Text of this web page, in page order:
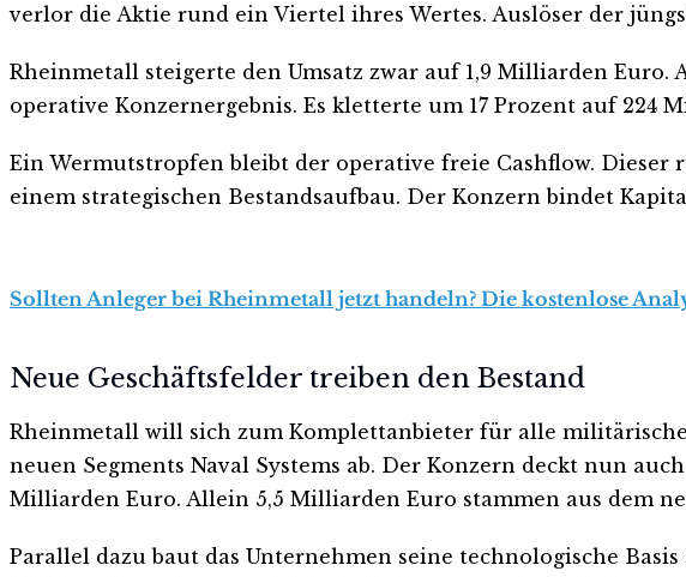
verlor die Aktie rund ein Viertel ihres Wertes. Auslöser der
Rheinmetall steigerte den Umsatz zwar auf 1,9 Milliarden
operative Konzernergebnis. Es kletterte um 17 Prozent auf 224
Ein Wermutstropfen bleibt der operative freie Cashflow.
einem strategischen Bestandsaufbau. Der Konzern bindet
Sollten Anleger bei Rheinmetall jetzt handeln? Die kostenlose
Neue Geschäftsfelder treiben den Bestand
Rheinmetall will sich zum Komplettanbieter für alle
neuen Segments Naval Systems ab. Der Konzern deckt nun
Milliarden Euro. Allein 5,5 Milliarden Euro stammen aus dem
Parallel dazu baut das Unternehmen seine technologische